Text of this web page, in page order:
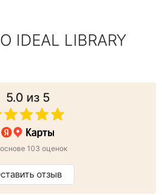
LIBRARY
5.0 из 5
103 оценок
отзыв